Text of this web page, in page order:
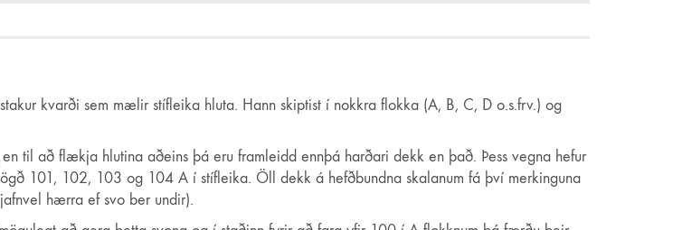
kvarði sem mælir stífleika hluta. Hann skiptist í nokkra flokka (A, B, C, D o.s.frv.) og
til að flækja hlutina aðeins þá eru framleidd ennþá harðari dekk en það. Þess vegna hefur
101, 102, 103 og 104 A í stífleika. Öll dekk á hefðbundna skalanum fá því merkinguna
hærra ef svo ber undir).